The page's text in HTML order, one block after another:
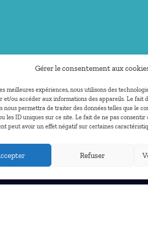
Gérer le consentement aux
meilleures expériences, nous utilisons des
et/ou accéder aux informations des appareils. Le fait
nous permettra de traiter des données telles que le
les ID uniques sur ce site. Le fait de ne pas
peut avoir un effet négatif sur certaines
Refuser